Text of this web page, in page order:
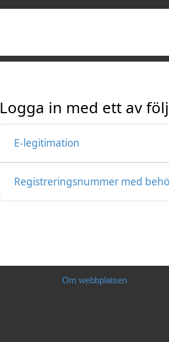
Logga in med ett av
E-legitimation
Registreringsnummer med
Om webbplatsen